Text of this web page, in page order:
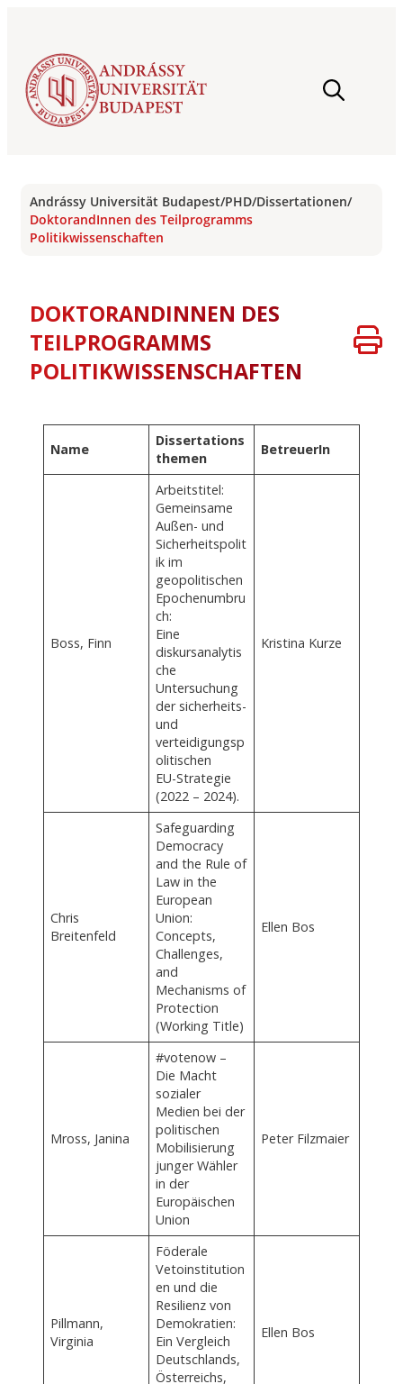
Andrássy Universität Budapest/PHD/Dissertationen/
DoktorandInnen des Teilprogramms
Politikwissenschaften
DOKTORANDINNEN DES
TEILPROGRAMMS
POLITIKWISSENSCHAFTEN
Name
Dissertations
themen
BetreuerIn
Boss, Finn
Arbeitstitel:
Gemeinsame
Außen- und
Sicherheitspolit
ik im
geopolitischen
Epochenumbru
ch:
Eine
diskursanalytis
che
Untersuchung
der sicherheits-
und
verteidigungsp
olitischen
EU-Strategie
(2022 – 2024).
Kristina Kurze
Chris
Breitenfeld
Safeguarding
Democracy
and the Rule of
Law in the
European
Union:
Concepts,
Challenges,
and
Mechanisms of
Protection
(Working Title)
Ellen Bos
Mross, Janina
#votenow –
Die Macht
sozialer
Medien bei der
politischen
Mobilisierung
junger Wähler
in der
Europäischen
Union
Peter Filzmaier
Pillmann,
Virginia
Föderale
Vetoinstitution
en und die
Resilienz von
Demokratien:
Ein Vergleich
Deutschlands,
Österreichs,
Ellen Bos